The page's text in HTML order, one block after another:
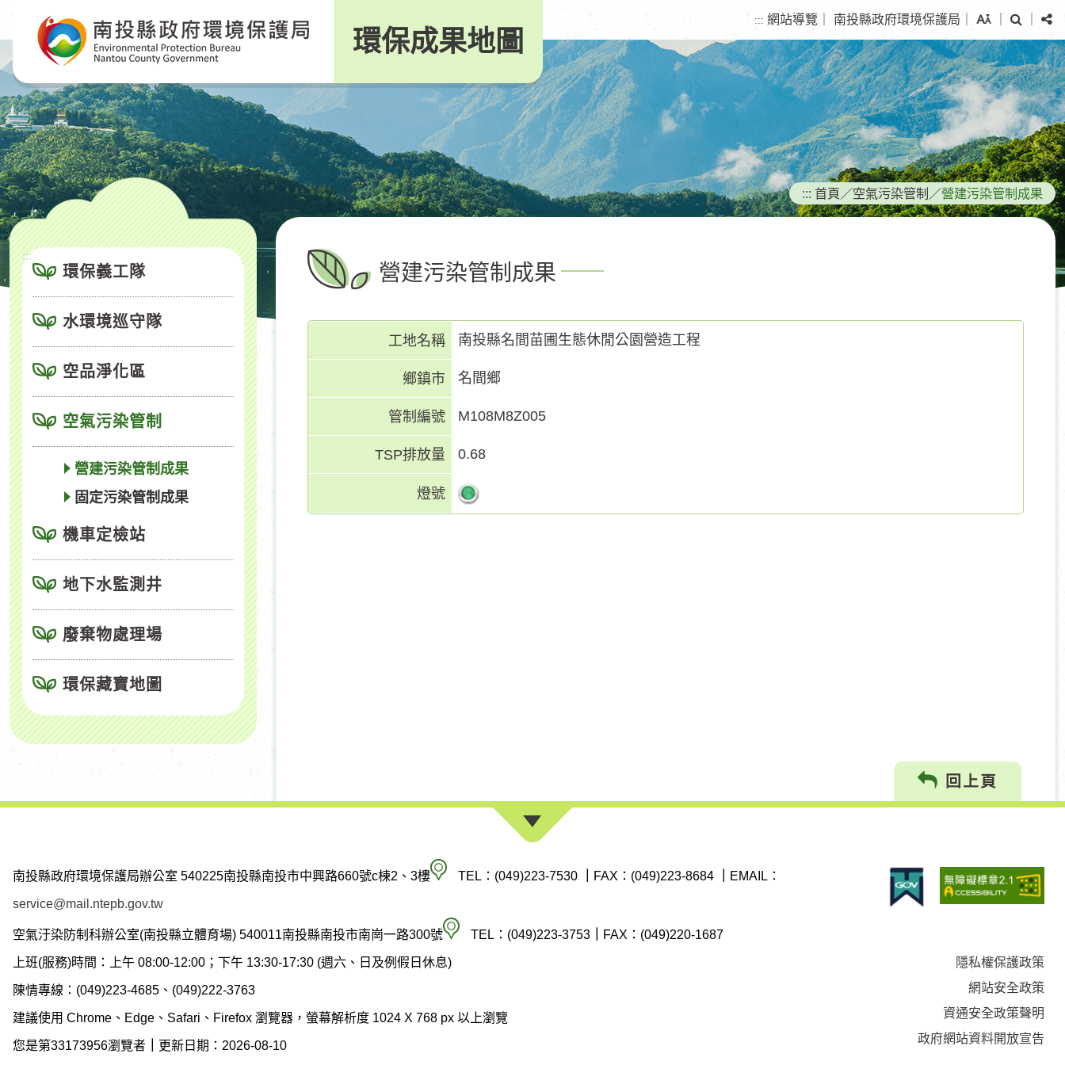
要
內
容
區
塊
環保成果地圖
::: 網站導覽 南投縣政府環境保護局
尋
分
享
:::
環保義工隊
水環境巡守隊
空品淨化區
空氣污染管制
營建污染管制成果
固定污染管制成果
機車定檢站
地下水監測井
廢棄物處理場
環保藏寶地圖
::: 首頁 ／空氣污染管制 ／營建污染管制成果
營建污染管制成果
工地名稱 南投縣名間苗圃生態休閒公園營造工程
鄉鎮市 名間鄉
管制編號 M108M8Z005
TSP排放量 0.68
燈號
回上頁
南投縣政府環境保護局辦公室 540225南投縣南投市中興路660號c棟2、3樓南
縣
政
環
TEL：(049)223-7530 FAX：(049)223-8684 EMAIL：
service@mail.ntepb.gov.tw
空氣汙染防制科辦公室(南投縣立體育場) 540011南投縣南投市南崗一路300號空
氣
染
TEL：(049)223-3753 FAX：(049)220-1687
上班(服務)時間：上午 08:00-12:00；下午 13:30-17:30 (週六、日及例假日休息)
陳情專線：(049)223-4685、(049)222-3763
建議使用 Chrome、Edge、Safari、Firefox 瀏覽器，螢幕解析度 1024 X 768 px 以上瀏覽
您是第33173956瀏覽者 更新日期：2026-08-10
隱私權保護政策
網站安全政策
資通安全政策聲明
政府網站資料開放宣告